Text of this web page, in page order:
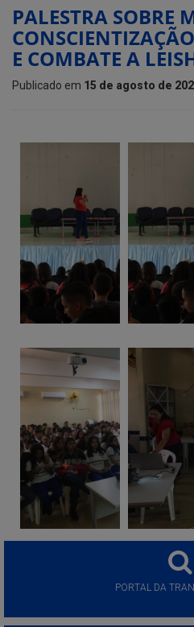
PALESTRA SOBRE
E COMBATE A
Publicado em 15 de agosto de
PORTAL DA